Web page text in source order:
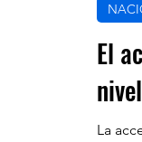
El
La